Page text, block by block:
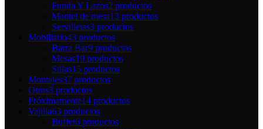
Funda Y Lazos2 productos
Mantel de mesa13 productos
Servilletas3 productos
Mobiliario43 productos
Barra Bar9 productos
Mesas19 productos
Sillas15 productos
Montajes37 productos
Otros3 productos
Próximamente14 productos
Vajilla63 productos
Buffet6 productos